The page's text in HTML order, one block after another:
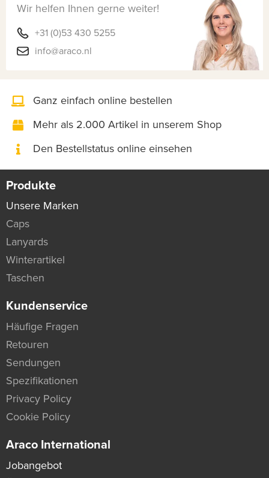
Wir helfen Ihnen gerne weiter!
+31 (0)53 430 5255
info@araco.nl
Ganz einfach online bestellen
Mehr als 2.000 Artikel in unserem Shop
Den Bestellstatus online einsehen
Produkte
Unsere Marken
Caps
Lanyards
Winterartikel
Taschen
Kundenservice
Häufige Fragen
Retouren
Sendungen
Spezifikationen
Privacy Policy
Cookie Policy
Araco International
Jobangebot